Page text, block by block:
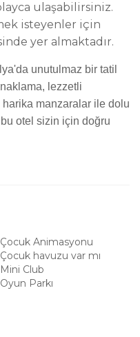
ulaşabilirsiniz.
isteyenler için
yer almaktadır.
unutulmaz bir tatil
lezzetli
manzaralar ile dolu
otel sizin için doğru
Çocuk Animasyonu
Çocuk havuzu var mı
Mini Club
Oyun Parkı